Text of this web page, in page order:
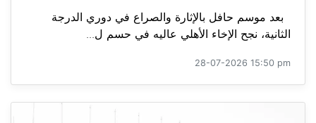
بعد موسم حافل بالإثارة والصراع في دوري الدرجة
الثانية، نجح الإخاء الأهلي عاليه في حسم ل...
28-07-2026 15:50 pm